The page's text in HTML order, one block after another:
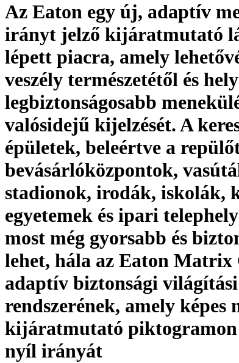
Az Eaton egy új, adaptív
irányt jelző kijáratmutató
lépett piacra, amely
veszély természetétől és
legbiztonságosabb
valósidejű kijelzését. A
épületek, beleértve a
bevásárlóközpontok,
stadionok, irodák, iskolák,
egyetemek és ipari
most még gyorsabb és
lehet, hála az Eaton Matrix
adaptív biztonsági világítási
rendszerének, amely képes
kijáratmutató piktogramon
nyíl irányát